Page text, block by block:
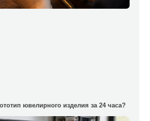
ювелирного изделия за 24 часа?